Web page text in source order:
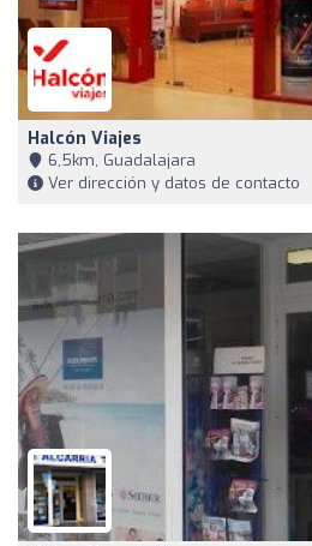
Halcón Viajes
6,5km, Guadalajara
Ver dirección y datos de contacto